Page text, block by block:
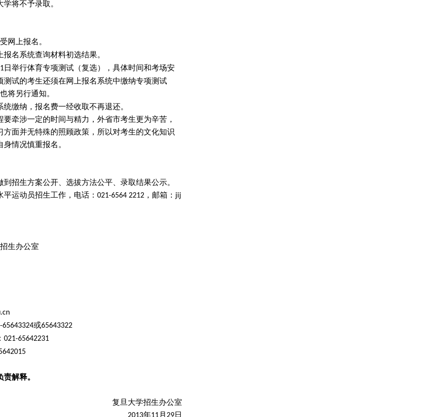
将不予录取。
网上报名。
名系统查询材料初选结果。
1 日举行体育专项测试（复选），具体时间和考场安
试的考生还须在网上报名系统中缴纳专项测试
将另行通知。
缴纳，报名费一经收取不再退还。
要牵涉一定的时间与精力，外省市考生更为辛苦，
面并无特殊的照顾政策，所以对考生的文化知识
情况慎重报名。
到招生方案公开、选拔方法公平、录取结果公示。
平运动员招生工作，电话： 021-6564 2212，邮箱： jij
生办公室
65643324或65643322
021-65642231
解释。
复旦大学招生办公室
年 月 日